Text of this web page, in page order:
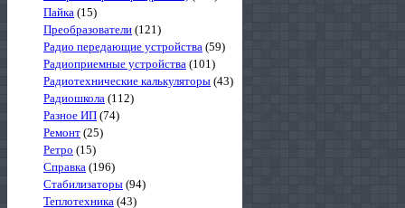
Пайка (15)
Преобразователи (121)
Радио передающие устройства (59)
Радиоприемные устройства (101)
Радиотехнические калькуляторы (43)
Радиошкола (112)
Разное ИП (74)
Ремонт (25)
Ретро (15)
Справка (196)
Стабилизаторы (94)
Теплотехника (43)